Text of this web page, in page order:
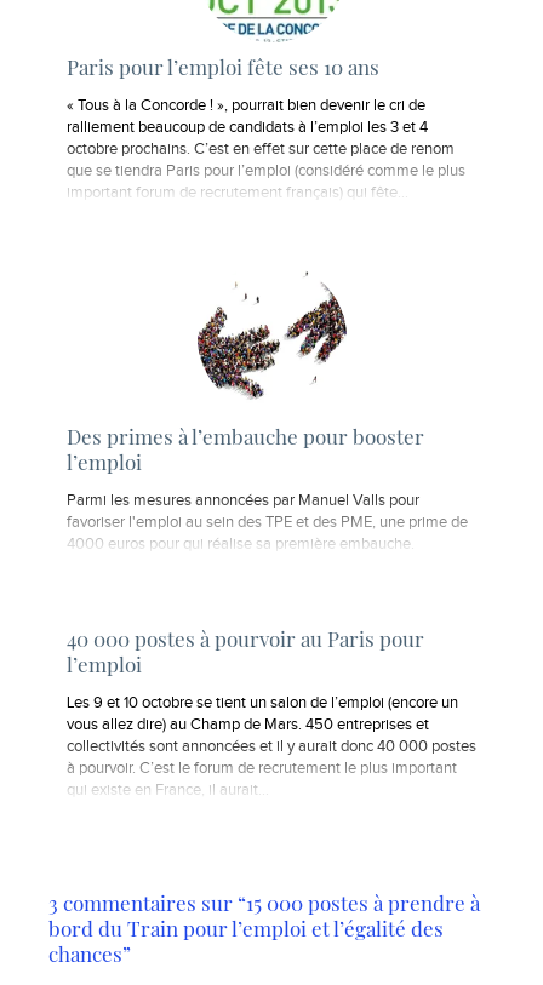
Paris pour l’emploi fête ses 10 ans
« Tous à la Concorde ! », pourrait bien devenir le cri de
ralliement beaucoup de candidats à l’emploi les 3 et 4
octobre prochains. C’est en effet sur cette place de renom
que se tiendra Paris pour l’emploi (considéré comme le plus
important forum de recrutement français) qui fête…
Des primes à l’embauche pour booster
l’emploi
Parmi les mesures annoncées par Manuel Valls pour
favoriser l'emploi au sein des TPE et des PME, une prime de
4000 euros pour qui réalise sa première embauche.
40 000 postes à pourvoir au Paris pour
l’emploi
Les 9 et 10 octobre se tient un salon de l’emploi (encore un
vous allez dire) au Champ de Mars. 450 entreprises et
collectivités sont annoncées et il y aurait donc 40 000 postes
à pourvoir. C’est le forum de recrutement le plus important
qui existe en France, il aurait…
3 commentaires sur “15 000 postes à prendre à
bord du Train pour l’emploi et l’égalité des
chances”